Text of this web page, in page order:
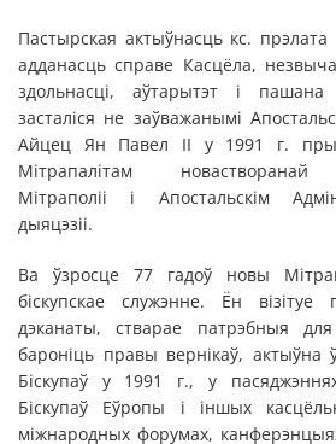
Пастырская актыўнасць кс. прэлата
адданасць справе Касцёла,
здольнасці, аўтарытэт і
засталіся не заўважанымі
Айцец Ян Павел ІІ у 1991 г.
Мітрапалітам новастворанай
Мітраполіі і Апостальскім
дыяцэзіі.
Ва ўзросце 77 гадоў новы
біскупскае служэнне. Ён візітуе
дэканаты, стварае патрэбныя
бароніць правы вернікаў, актыўна
Біскупаў у 1991 г., у
Біскупаў Еўропы і іншых
міжнародных форумах,